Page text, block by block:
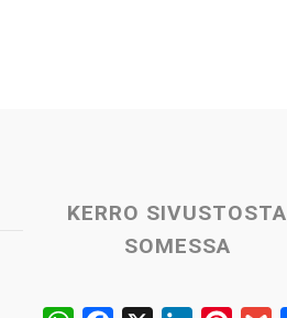
KERRO SIVUSTOSTA
SOMESSA